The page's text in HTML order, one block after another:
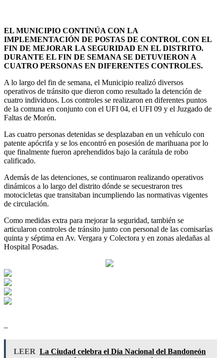
EL MUNICIPIO CONTINÚA CON LA
IMPLEMENTACIÓN DE POSTAS DE CONTROL CON EL
FIN DE MEJORAR LA SEGURIDAD EN EL DISTRITO.
DURANTE EL FIN DE SEMANA SE DETUVIERON A
CUATRO PERSONAS EN DIFERENTES CONTROLES.
A lo largo del fin de semana, el Municipio realizó diversos
operativos de tránsito que dieron como resultado la detención de
cuatro individuos. Los controles se realizaron en diferentes puntos
de la comuna en conjunto con el UFI 04, el UFI 09 y el Juzgado de
Faltas de Morón.
Las cuatro personas detenidas se desplazaban en un vehículo con
patente apócrifa y se los encontró en posesión de marihuana por lo
que finalmente fueron aprehendidos bajo la carátula de robo
calificado.
Además de las detenciones, se continuaron realizando operativos
dinámicos a lo largo del distrito dónde se secuestraron tres
motocicletas que transitaban incumpliendo las normativas vigentes
de circulación.
Como medidas extra para mejorar la seguridad, también se
articularon controles de tránsito junto con personal de las comisarías
quinta y séptima en Av. Vergara y Colectora y en zonas aledañas al
Hospital Posadas.
–
LEER La Ciudad celebra el Día Nacional del Bandoneón